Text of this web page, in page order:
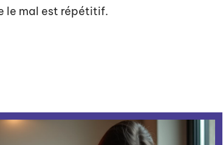
le mal est répétitif.